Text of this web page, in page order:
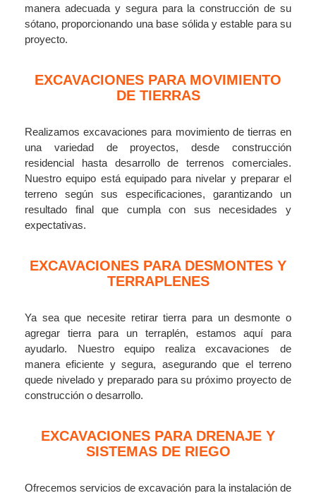
manera adecuada y segura para la construcción de su
sótano, proporcionando una base sólida y estable para su
proyecto.
EXCAVACIONES PARA MOVIMIENTO
DE TIERRAS
Realizamos excavaciones para movimiento de tierras en
una variedad de proyectos, desde construcción
residencial hasta desarrollo de terrenos comerciales.
Nuestro equipo está equipado para nivelar y preparar el
terreno según sus especificaciones, garantizando un
resultado final que cumpla con sus necesidades y
expectativas.
EXCAVACIONES PARA DESMONTES Y
TERRAPLENES
Ya sea que necesite retirar tierra para un desmonte o
agregar tierra para un terraplén, estamos aquí para
ayudarlo. Nuestro equipo realiza excavaciones de
manera eficiente y segura, asegurando que el terreno
quede nivelado y preparado para su próximo proyecto de
construcción o desarrollo.
EXCAVACIONES PARA DRENAJE Y
SISTEMAS DE RIEGO
Ofrecemos servicios de excavación para la instalación de